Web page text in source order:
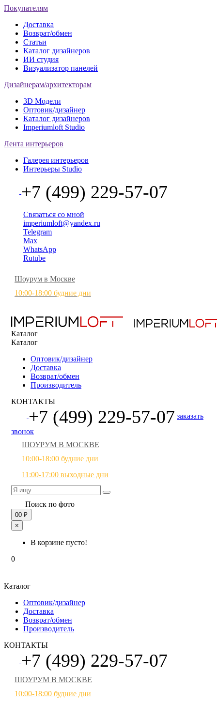
Покупателям
Доставка
Возврат/обмен
Статьи
Каталог дизайнеров
ИИ студия
Визуализатор панелей
Дизайнерам/архитекторам
3D Модели
Оптовик/дизайнер
Каталог дизайнеров
Imperiumloft Studio
Лента интерьеров
Галерея интерьеров
Интерьеры Studio
+7 (499) 229-57-07
Связаться со мной
imperiumloft@yandex.ru
Telegram
Max
WhatsApp
Rutube
Шоурум в Москве
10:00-18:00 будние дни
Каталог
Каталог
Оптовик/дизайнер
Доставка
Возврат/обмен
Производитель
КОНТАКТЫ
+7 (499) 229-57-07 заказать
звонок
ШОУРУМ В МОСКВЕ
10:00-18:00 будние дни
11:00-17:00 выходные дни
Поиск по фото
00 ₽
×
В корзине пусто!
0
Каталог
Оптовик/дизайнер
Доставка
Возврат/обмен
Производитель
КОНТАКТЫ
+7 (499) 229-57-07
ШОУРУМ В МОСКВЕ
10:00-18:00 будние дни